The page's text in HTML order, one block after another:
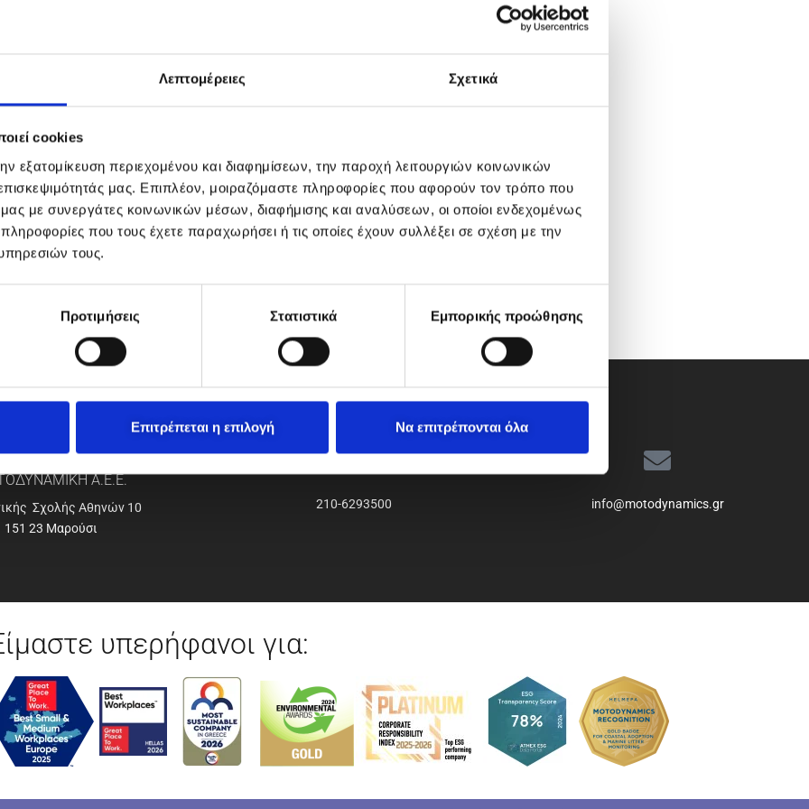
Λεπτομέρειες Σχετικά
cookies
εξατομίκευση περιεχομένου και διαφημίσεων, την παροχή λειτουργιών κοινωνικών
μας. Επιπλέον, μοιραζόμαστε πληροφορίες που αφορούν τον τρόπο που
μας με συνεργάτες κοινωνικών μέσων, διαφήμισης και αναλύσεων, οι οποίοι ενδεχομένως
που τους έχετε παραχωρήσει ή τις οποίες έχουν συλλέξει σε σχέση με την
τους.
Προτιμήσεις Στατιστικά Εμπορικής προώθησης
Επιτρέπεται η επιλογή Να επιτρέπονται όλα
Α.Ε.Ε.
Σχολής Αθηνών 10
151 23 Μαρούσι
210-6293500 info@motodynamics.gr
υπερήφανοι για: